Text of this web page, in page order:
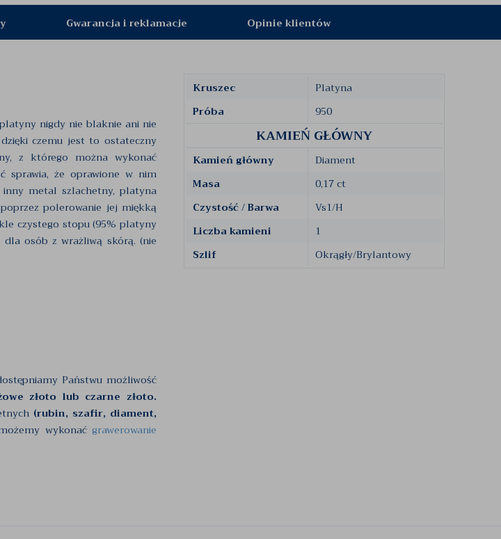
Gwarancja i reklamacje Opinie klientów
nigdy nie blaknie ani nie
czemu jest to ostateczny
z którego można wykonać
sprawia, że oprawione w nim
metal szlachetny, platyna
polerowanie jej miękką
czystego stopu (95% platyny
osób z wrażliwą skórą. (nie
Państwu możliwość
złoto lub czarne złoto.
(rubin, szafir, diament,
wykonać grawerowanie
Kruszec
Platyna
Próba
950
KAMIEŃ GŁÓWNY
Kamień główny
Diament
Masa
0,17 ct
Czystość / Barwa
Vs1/H
Liczba kamieni
1
Szlif
Okrągły/Brylantowy